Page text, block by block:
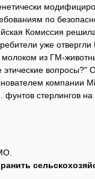
по
Комиссия
уже
из ГМ-
компании
стерлингов на